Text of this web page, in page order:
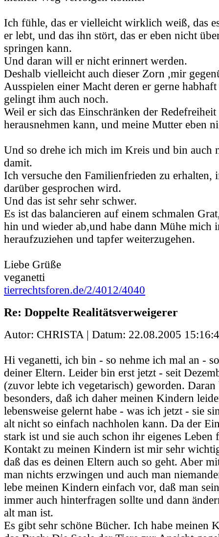
Ich fühle, das er vielleicht wirklich weiß, das
er lebt, und das ihn stört, das er eben nicht
springen kann.
Und daran will er nicht erinnert werden.
Deshalb vielleicht auch dieser Zorn ,mir
Ausspielen einer Macht deren er gerne
gelingt ihm auch noch.
Weil er sich das Einschränken der Redefreiheit
herausnehmen kann, und meine Mutter eben
Und so drehe ich mich im Kreis und bin auch
damit.
Ich versuche den Familienfrieden zu erhalten,
darüber gesprochen wird.
Und das ist sehr sehr schwer.
Es ist das balancieren auf einem schmalen
hin und wieder ab,und habe dann Mühe mich
heraufzuziehen und tapfer weiterzugehen.
Liebe Grüße
veganetti
tierrechtsforen.de/2/4012/4040
Re: Doppelte Realitätsverweigerer
Autor: CHRISTA | Datum: 22.08.2005
Hi veganetti, ich bin - so nehme ich mal an -
deiner Eltern. Leider bin erst jetzt - seit
(zuvor lebte ich vegetarisch) geworden. Daran
besonders, daß ich daher meinen Kindern
lebensweise gelernt habe - was ich jetzt - sie
alt nicht so einfach nachholen kann. Da der
stark ist und sie auch schon ihr eigenes Leben
Kontakt zu meinen Kindern ist mir sehr
daß das es deinen Eltern auch so geht. Aber
man nichts erzwingen und auch man
lebe meinen Kindern einfach vor, daß man
immer auch hinterfragen sollte und dann
alt man ist.
Es gibt sehr schöne Bücher. Ich habe meinen